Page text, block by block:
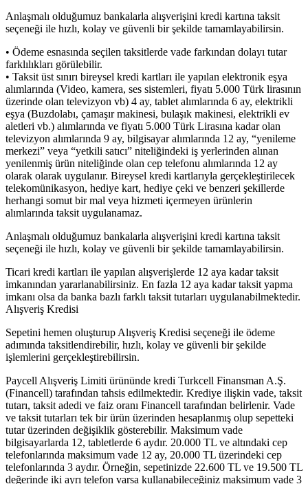
Anlaşmalı olduğumuz bankalarla alışverişini kredi kartına taksit
seçeneği ile hızlı, kolay ve güvenli bir şekilde tamamlayabilirsin.
• Ödeme esnasında seçilen taksitlerde vade farkından dolayı tutar
farklılıkları görülebilir.
• Taksit üst sınırı bireysel kredi kartları ile yapılan elektronik eşya
alımlarında (Video, kamera, ses sistemleri, fiyatı 5.000 Türk lirasının
üzerinde olan televizyon vb) 4 ay, tablet alımlarında 6 ay, elektrikli
eşya (Buzdolabı, çamaşır makinesi, bulaşık makinesi, elektrikli ev
aletleri vb.) alımlarında ve fiyatı 5.000 Türk Lirasına kadar olan
televizyon alımlarında 9 ay, bilgisayar alımlarında 12 ay, “yenileme
merkezi” veya “yetkili satıcı” niteliğindeki iş yerlerinden alınan
yenilenmiş ürün niteliğinde olan cep telefonu alımlarında 12 ay
olarak olarak uygulanır. Bireysel kredi kartlarıyla gerçekleştirilecek
telekomünikasyon, hediye kart, hediye çeki ve benzeri şekillerde
herhangi somut bir mal veya hizmeti içermeyen ürünlerin
alımlarında taksit uygulanamaz.
Anlaşmalı olduğumuz bankalarla alışverişini kredi kartına taksit
seçeneği ile hızlı, kolay ve güvenli bir şekilde tamamlayabilirsin.
Ticari kredi kartları ile yapılan alışverişlerde 12 aya kadar taksit
imkanından yararlanabilirsiniz. En fazla 12 aya kadar taksit yapma
imkanı olsa da banka bazlı farklı taksit tutarları uygulanabilmektedir.
Alışveriş Kredisi
Sepetini hemen oluşturup Alışveriş Kredisi seçeneği ile ödeme
adımında taksitlendirebilir, hızlı, kolay ve güvenli bir şekilde
işlemlerini gerçekleştirebilirsin.
Paycell Alışveriş Limiti ürününde kredi Turkcell Finansman A.Ş.
(Financell) tarafından tahsis edilmektedir. Krediye ilişkin vade, taksit
tutarı, taksit adedi ve faiz oranı Financell tarafından belirlenir. Vade
ve taksit tutarları tek bir ürün üzerinden hesaplanmış olup sepetteki
tutar üzerinden değişiklik gösterebilir. Maksimum vade
bilgisayarlarda 12, tabletlerde 6 aydır. 20.000 TL ve altındaki cep
telefonlarında maksimum vade 12 ay, 20.000 TL üzerindeki cep
telefonlarında 3 aydır. Örneğin, sepetinizde 22.600 TL ve 19.500 TL
değerinde iki ayrı telefon varsa kullanabileceğiniz maksimum vade 3